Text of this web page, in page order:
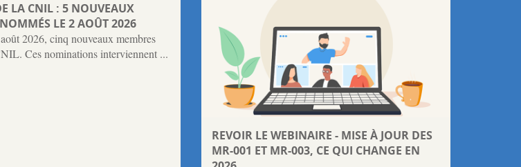
LA CNIL : 5 NOUVEAUX
LE 2 AOÛT 2026
2026, cinq nouveaux membres
Ces nominations interviennent ...
REVOIR LE WEBINAIRE - MISE À JOUR DES
MR-001 ET MR-003, CE QUI CHANGE EN